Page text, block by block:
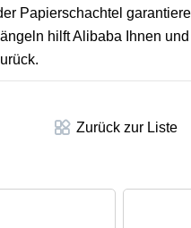
Papierschachtel
hilft Alibaba Ihnen
Zurück zur Liste